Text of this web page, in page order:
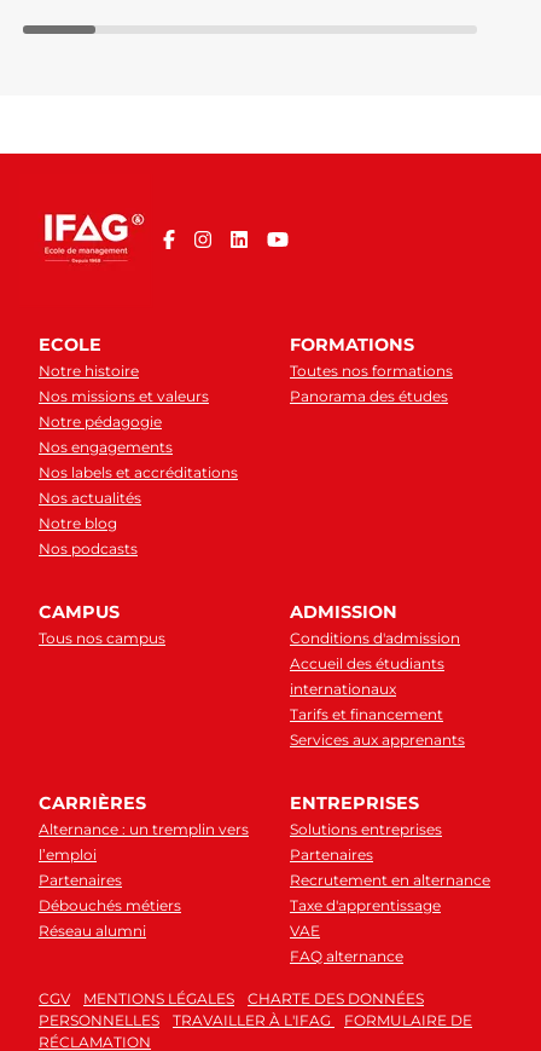
ECOLE
Notre histoire
Nos missions et valeurs
Notre pédagogie
Nos engagements
Nos labels et accréditations
Nos actualités
Notre blog
Nos podcasts
FORMATIONS
Toutes nos formations
Panorama des études
CAMPUS
Tous nos campus
ADMISSION
Conditions d'admission
Accueil des étudiants
internationaux
Tarifs et financement
Services aux apprenants
CARRIÈRES
Alternance : un tremplin vers
l’emploi
Partenaires
Débouchés métiers
Réseau alumni
ENTREPRISES
Solutions entreprises
Partenaires
Recrutement en alternance
Taxe d'apprentissage
VAE
FAQ alternance
CGV MENTIONS LÉGALES
CHARTE DES DONNÉES
PERSONNELLES
TRAVAILLER À L'IFAG
FORMULAIRE DE
RÉCLAMATION